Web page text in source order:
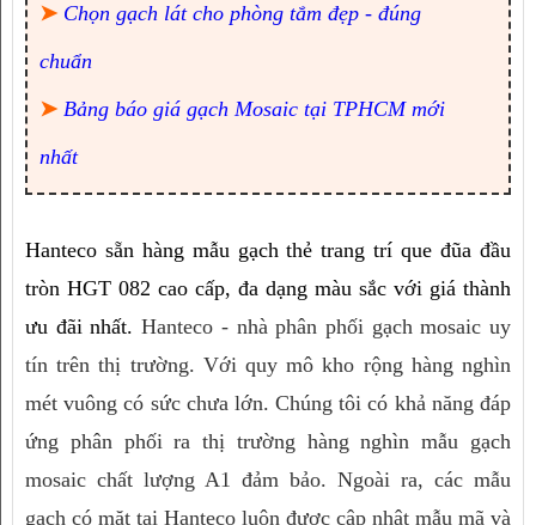
➤ Chọn gạch lát cho phòng tắm đẹp - đúng
chuẩn
➤ Bảng báo giá gạch Mosaic tại TPHCM mới
nhất
Hanteco sẵn hàng mẫu gạch thẻ trang trí que đũa đầu
tròn HGT 082 cao cấp, đa dạng màu sắc với giá thành
ưu đãi nhất. Hanteco - nhà phân phối gạch mosaic uy
tín trên thị trường. Với quy mô kho rộng hàng nghìn
mét vuông có sức chưa lớn. Chúng tôi có khả năng đáp
ứng phân phối ra thị trường hàng nghìn mẫu gạch
mosaic chất lượng A1 đảm bảo. Ngoài ra, các mẫu
gạch có mặt tại Hanteco luôn được cập nhật mẫu mã và